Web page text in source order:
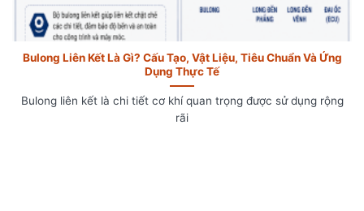
Bulong Liên Kết Là Gì? Cấu Tạo, Vật Liệu, Tiêu Chuẩn Và Ứng
Dụng Thực Tế
Bulong liên kết là chi tiết cơ khí quan trọng được sử dụng rộng
rãi